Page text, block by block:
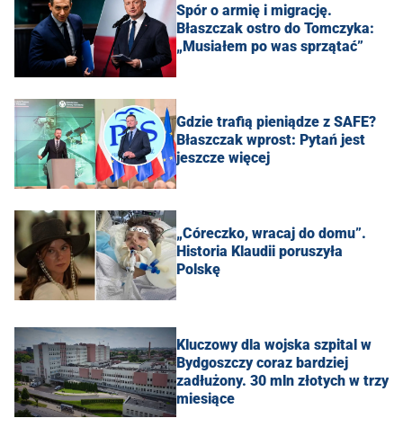
Spór o armię i migrację.
Błaszczak ostro do Tomczyka:
„Musiałem po was sprzątać”
Gdzie trafią pieniądze z SAFE?
Błaszczak wprost: Pytań jest
jeszcze więcej
„Córeczko, wracaj do domu”.
Historia Klaudii poruszyła
Polskę
Kluczowy dla wojska szpital w
Bydgoszczy coraz bardziej
zadłużony. 30 mln złotych w trzy
miesiące